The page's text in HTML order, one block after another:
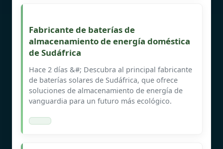
Fabricante de baterías de
almacenamiento de energía doméstica
de Sudáfrica
Hace 2 días &#; Descubra al principal fabricante
de baterías solares de Sudáfrica, que ofrece
soluciones de almacenamiento de energía de
vanguardia para un futuro más ecológico.